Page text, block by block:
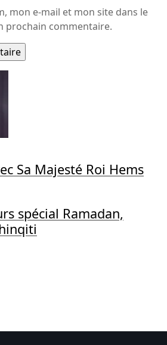
mon e-mail et mon site dans le
prochain commentaire.
Sa Majesté Roi Hems
spécial Ramadan,